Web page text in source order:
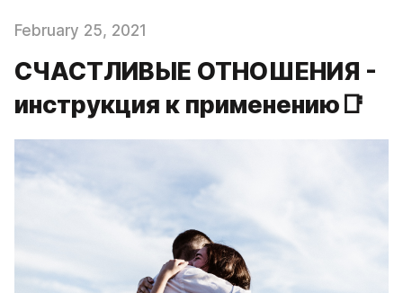
February 25, 2021
СЧАСТЛИВЫЕ ОТНОШЕНИЯ -
инструкция к применению📑